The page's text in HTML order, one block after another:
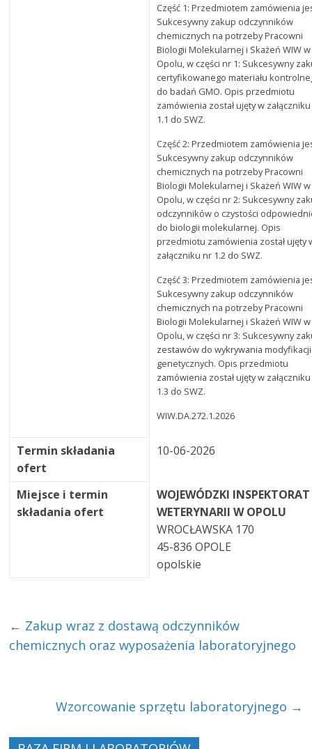
Część 1: Przedmiotem zamówienia
Sukcesywny zakup odczynników
chemicznych na potrzeby Pracowni
Biologii Molekularnej i Skażeń WIW w
Opolu, w części nr 1: Sukcesywny
certyfikowanego materiału
do badań GMO. Opis przedmiotu
zamówienia został ujęty w
1.1 do SWZ.
Część 2: Przedmiotem zamówienia
Sukcesywny zakup odczynników
chemicznych na potrzeby Pracowni
Biologii Molekularnej i Skażeń WIW w
Opolu, w części nr 2: Sukcesywny
odczynników o czystości
do biologii molekularnej. Opis
przedmiotu zamówienia został ujęty
załączniku nr 1.2 do SWZ.
Część 3: Przedmiotem zamówienia
Sukcesywny zakup odczynników
chemicznych na potrzeby Pracowni
Biologii Molekularnej i Skażeń WIW w
Opolu, w części nr 3: Sukcesywny
zestawów do wykrywania modyfikacji
genetycznych. Opis przedmiotu
zamówienia został ujęty w
1.3 do SWZ.
WIW.DA.272.1.2026
Termin składania
ofert
10-06-2026
Miejsce i termin
składania ofert
WOJEWÓDZKI INSPEKTORAT
WETERYNARII W OPOLU
WROCŁAWSKA 170
45-836 OPOLE
opolskie
← Zakup wraz z dostawą odczynników
chemicznych oraz wyposażenia laboratoryjnego
Wzorcowanie sprzętu laboratoryjnego →